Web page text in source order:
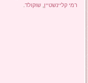
רמי קליינשטיין ,שוקולד